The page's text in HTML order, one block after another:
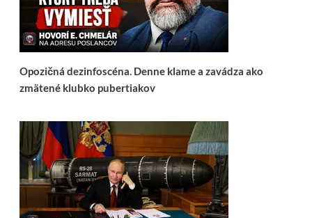
Opozičná dezinfoscéna. Denne klame a zavádza ako
zmätené klubko pubertiakov